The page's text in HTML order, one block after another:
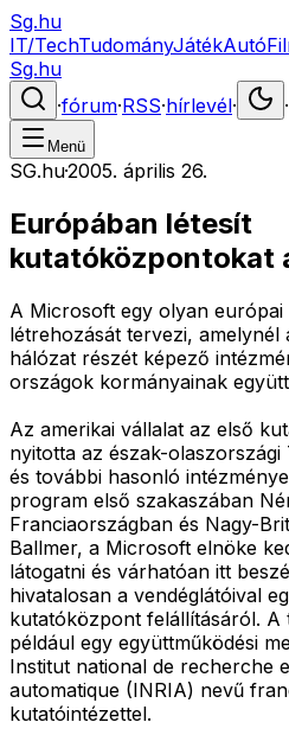
Sg.hu
IT/TechTudományJátékAutó
Sg.hu
·fórum·RSS·hírlevél· ·
Menü
SG.hu·2005. április 26.
Európában létesít
kutatóközpontokat
A Microsoft egy olyan
létrehozását tervezi,
hálózat részét képező
országok kormányainak
Az amerikai vállalat az első
nyitotta az észak-
és további hasonló
program első szakaszában
Franciaországban és Nagy-
Ballmer, a Microsoft elnöke
látogatni és várhatóan itt
hivatalosan a vendéglátóival
kutatóközpont felállításáról.
például egy együttműködési
Institut national de recherche
automatique (INRIA) nevű
kutatóintézettel.